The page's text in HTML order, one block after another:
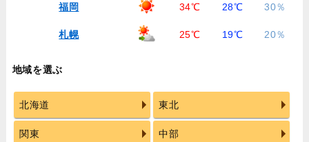
福岡 34℃ 28℃ 30％
札幌 25℃ 19℃ 20％
地域を選ぶ
北海道 東北
関東 中部